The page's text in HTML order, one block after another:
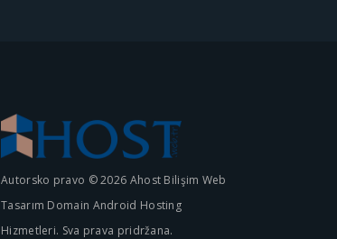
Autorsko pravo © 2026 Ahost Bilişim Web
Tasarım Domain Android Hosting
Hizmetleri. Sva prava pridržana.